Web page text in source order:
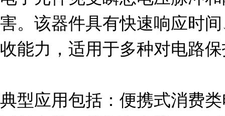
害。该器件具有快速响应时
收能力，适用于多种对电路
典型应用包括：便携式消费